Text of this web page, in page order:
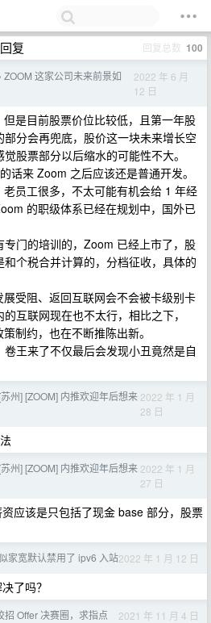
复 回复总数 100
› ZOOM 这家公司未来前景如
2022 年 6 月
12 日
是目前股票价位比较低，且第一年股
分会再兜底，股价这一块未来增长空
股票部分以后缩水的可能性不大。
话来 Zoom 之后应该还是普通开发。
员工很多，不太可能有机会给 1 年经
的职级体系已经在规划中，国外已
门的培训的，Zoom 已经上市了，股
个税合并计算的，分档征收，具体的
受阻、返回互联网会不会被卡级别卡
互联网现在也不太行，相比之下，
制约，也在不断推陈出新。
王来了不仅最后会发现小丑竟然是自
州] [ZOOM] 内推欢迎年后想来 2022 年 1 月
28 日
州] [ZOOM] 内推欢迎年后想来 2022 年 1 月
27 日
应该是只包括了现金 base 部分，股票
家宽默认禁用了 ipv6 入站2022 年 1 月 12 日
了吗？
招 Offer 决赛圈，求指点 2021 年 11 月 4 日